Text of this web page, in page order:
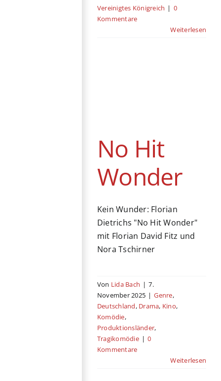
Vereinigtes Königreich | 0
Kommentare
Weiterlesen
No Hit
Wonder
Kein Wunder: Florian
Dietrichs "No Hit Wonder"
mit Florian David Fitz und
Nora Tschirner
Von Lida Bach | 7.
November 2025 | Genre,
Deutschland, Drama, Kino,
Komödie,
Produktionsländer,
Tragikomödie | 0
Kommentare
Weiterlesen